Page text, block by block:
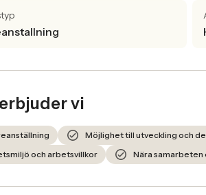
vi
Möjlighet till utveckling och
och arbetsvillkor
Nära